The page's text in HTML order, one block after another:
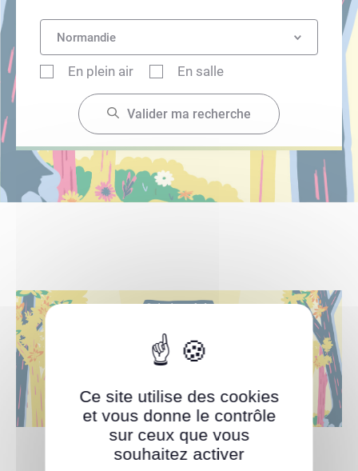
Informations pratiques – projections plein air
Presse
Notre sélection
En voir plus
Normandie
En plein air En salle
Valider ma recherche
Ce site utilise des cookies
et vous donne le contrôle
sur ceux que vous
souhaitez activer